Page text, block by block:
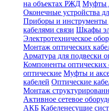
на объектах РЖД Муфты
Оконечные устройства
Приборы и инструменты
кабелями связи Шкафы
Электротехническое
Монтаж оптических
Арматура для подвески
Компоненты оптических
оптические Муфты и
кабелей Оптические
Монтаж
Активное сетевое
АКБ Кабеленесущие